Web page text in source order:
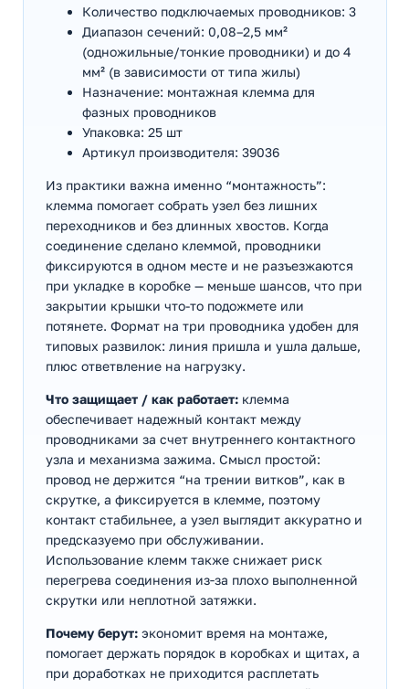
Количество подключаемых проводников: 3
Диапазон сечений: 0,08–2,5 мм²
(одножильные/тонкие проводники) и до 4
мм² (в зависимости от типа жилы)
Назначение: монтажная клемма для
фазных проводников
Упаковка: 25 шт
Артикул производителя: 39036
Из практики важна именно “монтажность”:
клемма помогает собрать узел без лишних
переходников и без длинных хвостов. Когда
соединение сделано клеммой, проводники
фиксируются в одном месте и не разъезжаются
при укладке в коробке — меньше шансов, что при
закрытии крышки что-то подожмете или
потянете. Формат на три проводника удобен для
типовых развилок: линия пришла и ушла дальше,
плюс ответвление на нагрузку.
Что защищает / как работает: клемма
обеспечивает надежный контакт между
проводниками за счет внутреннего контактного
узла и механизма зажима. Смысл простой:
провод не держится “на трении витков”, как в
скрутке, а фиксируется в клемме, поэтому
контакт стабильнее, а узел выглядит аккуратно и
предсказуемо при обслуживании.
Использование клемм также снижает риск
перегрева соединения из‑за плохо выполненной
скрутки или неплотной затяжки.
Почему берут: экономит время на монтаже,
помогает держать порядок в коробках и щитах, а
при доработках не приходится расплетать